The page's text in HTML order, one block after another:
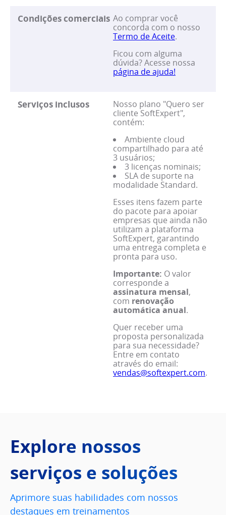
Condições comerciais Ao comprar você
concorda com o nosso
Termo de Aceite.
Ficou com alguma
dúvida? Acesse nossa
página de ajuda!
Serviços inclusos
Nosso plano "Quero ser
cliente SoftExpert",
contém:
Ambiente cloud
compartilhado para até
3 usuários;
3 licenças nominais;
SLA de suporte na
modalidade Standard.
Esses itens fazem parte
do pacote para apoiar
empresas que ainda não
utilizam a plataforma
SoftExpert, garantindo
uma entrega completa e
pronta para uso.
Importante: O valor
corresponde a
assinatura mensal,
com renovação
automática anual.
Quer receber uma
proposta personalizada
para sua necessidade?
Entre em contato
através do email:
vendas@softexpert.com.
Explore nossos
serviços e soluções
Aprimore suas habilidades com nossos
destaques em treinamentos